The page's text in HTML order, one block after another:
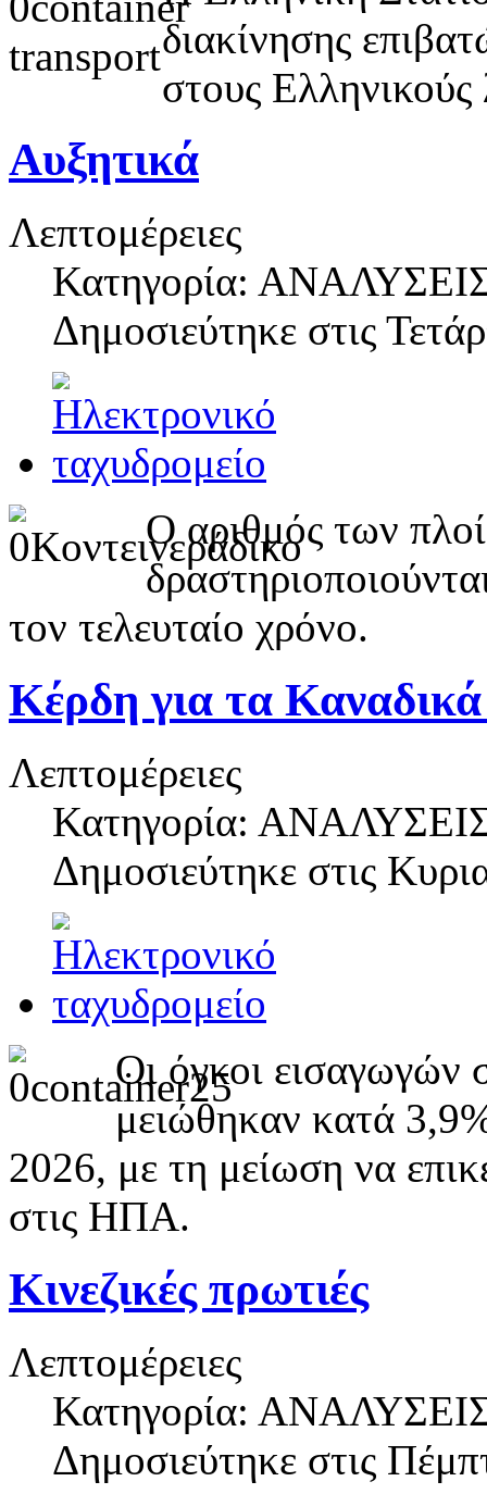
διακίνησης
στους Ελληνικούς
Αυξητικά
Λεπτομέρειες
Κατηγορία:
Δημοσιεύτηκε στις
Ο αριθμός των
τον τελευταίο χρόνο.
Κέρδη για τα Καναδικά
Λεπτομέρειες
Κατηγορία:
Δημοσιεύτηκε στις
Οι όγκοι εισαγωγών
μειώθηκαν κατά
2026, με τη μείωση να
στις ΗΠΑ.
Κινεζικές πρωτιές
Λεπτομέρειες
Κατηγορία:
Δημοσιεύτηκε στις